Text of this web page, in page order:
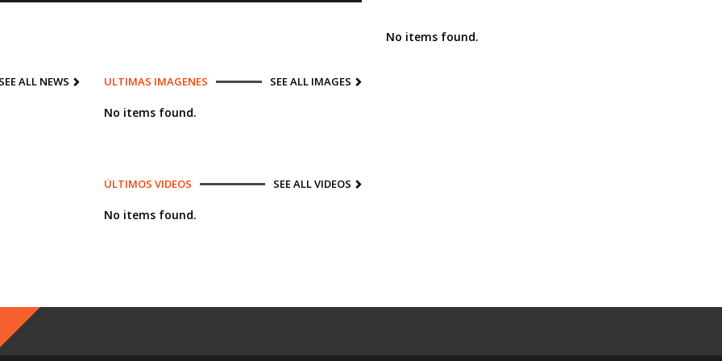
SEE ALL NEWS ULTIMAS IMAGENES SEE ALL IMAGES
No items found.
ÚLTIMOS VIDEOS SEE ALL VIDEOS
No items found.
No items found.